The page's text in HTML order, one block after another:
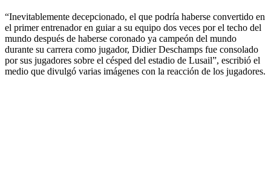
“Inevitablemente decepcionado, el que podría haberse convertido en
el primer entrenador en guiar a su equipo dos veces por el techo del
mundo después de haberse coronado ya campeón del mundo
durante su carrera como jugador, Didier Deschamps fue consolado
por sus jugadores sobre el césped del estadio de Lusail”, escribió el
medio que divulgó varias imágenes con la reacción de los jugadores.